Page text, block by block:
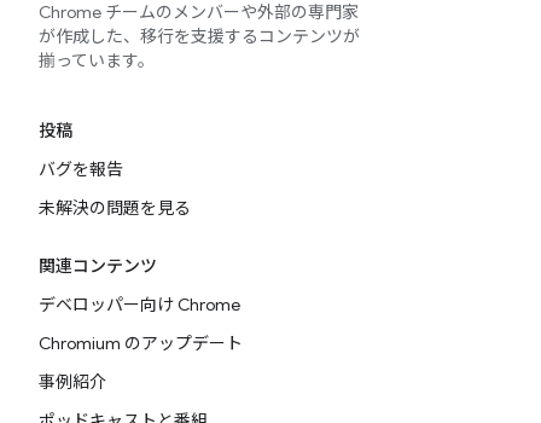
Chrome チームのメンバーや外部の専門家
が作成した、移行を支援するコンテンツが
揃っています。
投稿
バグを報告
未解決の問題を見る
関連コンテンツ
デベロッパー向け Chrome
Chromium のアップデート
事例紹介